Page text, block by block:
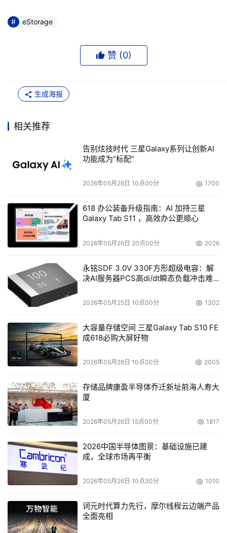
Sun中国区总经理薛耀昆先生与Sun公司大中国区数据管理
DoSTOR：据了解，SUN与StorageTek的合并是分步骤
进行的，请问这个步骤是按何种计划制定的？目前两个公司
的销售渠道，这样是否会对两家公司存储产品的销售和售后
服务有影响？合并后的新客户服务计划是否适用两家公司原
来的老用户？
薛耀昆：
我们的合并过程一直在进行对外宣布和沟通工
作。这是一个庞大的合并项目，在这个合并过程中我们一直
小心地进行，经常进行讨论和沟通。在8月底的时候，我们
情，正在进行整合。对于渠道、人员等商业范畴的事情在进
行消化。这一次与媒体的沟通之后，还会有更多的机会与大
家沟通。
Brian：我想补充一点。在并购整合过程中，有几条最重
要的原则，那是把并购对客户、对合作伙伴带来的影响降低
到最低限度，保住所有的客户、保住所有的合作伙伴、保住
所有的员工，这是两公司在合并之初公司高层就达成的工作
原则。一旦在整合过程中发现对客户、对合作伙伴、对员工
有所影响，双方将协商放慢脚步，对工作进行调整。
关于并购对于客户服务的影响，两公司的最高层领导都
达成协议，表示对于世界各地的客户的服务承诺将保持不
变；而且由于两公司合并后因联合而得到加强的专业水平，
对于客户的服务将不仅是保持不变，而且还会有所提升。这
eStorage
赞 (0)
生成海报
相关推荐
告别炫技时代 三星Galaxy系列让创新AI
功能成为“标配”
2026年05月26日 10点00分 1700
618 办公装备升级指南：AI 加持三星
Galaxy Tab S11 ，高效办公更顺心
2026年05月26日 20点00分 2026
永铭SDF 3.0V 330F方形超级电容：解
决AI服务器PCS高di/dt瞬态负载冲击难
2026年05月25日 10点00分 1302
大容量存储空间 三星Galaxy Tab S10 FE
成618必购大屏好物
2026年05月28日 10点00分 2005
存储品牌康盈半导体乔迁新址前海人寿大
厦
2026年05月26日 15点00分 1817
2026中国半导体图景：基础设施已建
成，全球市场再平衡
2026年05月26日 10点30分 1010
词元时代算力先行，摩尔线程云边端产品
全面亮相